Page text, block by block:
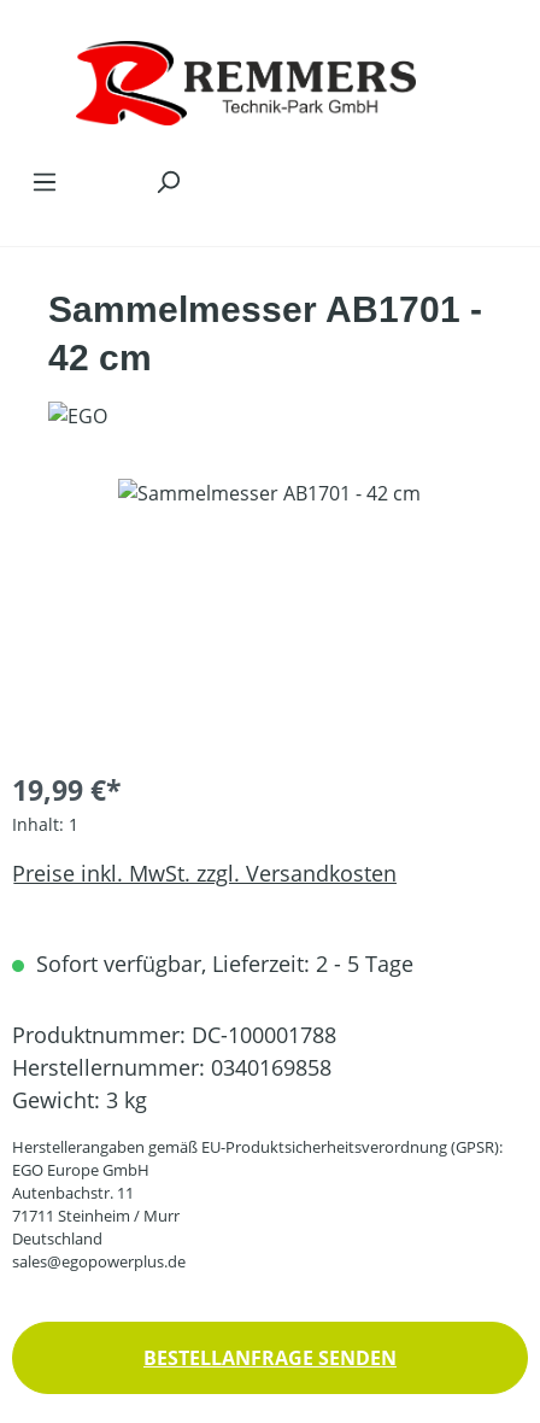
Sammelmesser AB1701 -
42 cm
Bildergalerie überspringen
19,99 €*
Inhalt: 1
Preise inkl. MwSt. zzgl. Versandkosten
Sofort verfügbar, Lieferzeit: 2 - 5 Tage
Produktnummer: DC-100001788
Herstellernummer: 0340169858
Gewicht: 3 kg
Herstellerangaben gemäß EU-Produktsicherheitsverordnung (GPSR):
EGO Europe GmbH
Autenbachstr. 11
71711 Steinheim / Murr
Deutschland
sales@egopowerplus.de
BESTELLANFRAGE SENDEN